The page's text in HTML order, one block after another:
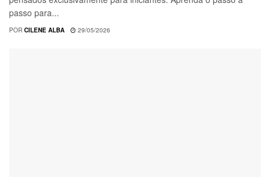
passo para...
POR CILENE ALBA 29/05/2026